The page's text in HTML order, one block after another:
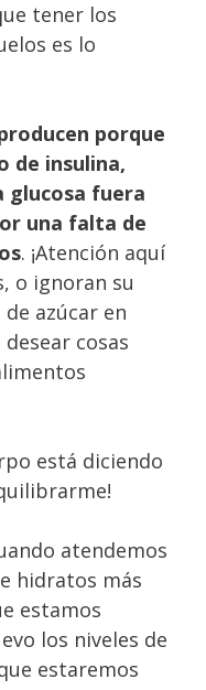
tener los
es lo
porque
de insulina,
glucosa fuera
una falta de
. ¡Atención aquí
o ignoran su
azúcar en
cosas
está diciendo
atendemos
hidratos más
estamos
los niveles de
estaremos